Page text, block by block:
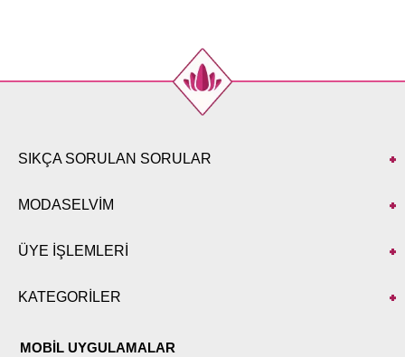
SIKÇA SORULAN SORULAR
MODASELVİM
ÜYE İŞLEMLERİ
KATEGORİLER
MOBİL UYGULAMALAR